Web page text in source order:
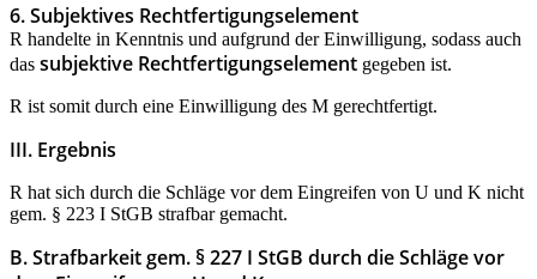
6. Subjektives Rechtfertigungselement
R handelte in Kenntnis und aufgrund der Einwilligung, sodass auch
das subjektive Rechtfertigungselement gegeben ist.
R ist somit durch eine Einwilligung des M gerechtfertigt.
III. Ergebnis
R hat sich durch die Schläge vor dem Eingreifen von U und K nicht
gem. § 223 I StGB strafbar gemacht.
B. Strafbarkeit gem. § 227 I StGB durch die Schläge vor